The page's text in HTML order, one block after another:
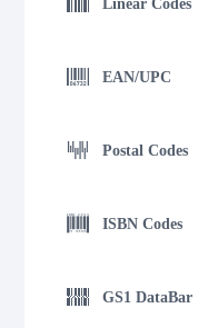
Linear Codes
EAN/UPC
Postal Codes
ISBN Codes
GS1 DataBar